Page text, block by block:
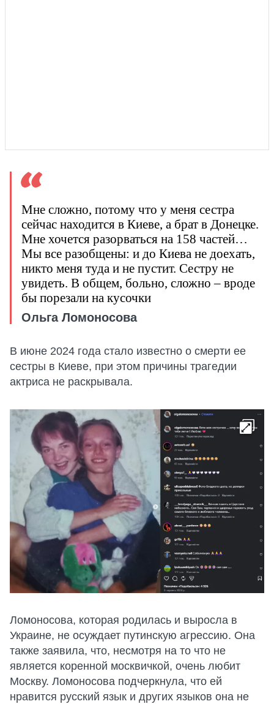
Мне сложно, потому что у меня сестра
сейчас находится в Киеве, а брат в Донецке.
Мне хочется разорваться на 158 частей…
Мы все разобщены: и до Киева не доехать,
никто меня туда и не пустит. Сестру не
увидеть. В общем, больно, сложно – вроде
бы порезали на кусочки
Ольга Ломоносова
В июне 2024 года стало известно о смерти ее
сестры в Киеве, при этом причины трагедии
актриса не раскрывала.
Ломоносова, которая родилась и выросла в
Украине, не осуждает путинскую агрессию. Она
также заявила, что, несмотря на то что не
является коренной москвичкой, очень любит
Москву. Ломоносова подчеркнула, что ей
нравится русский язык и других языков она не